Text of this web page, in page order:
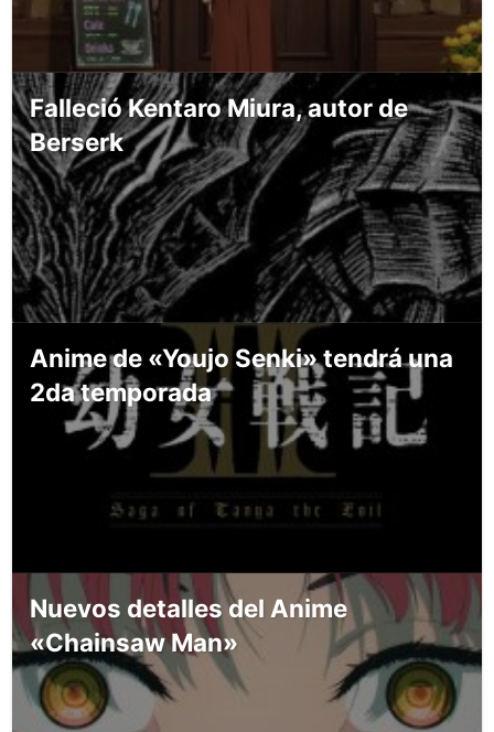
Falleció Kentaro Miura, autor de
Berserk
Anime de «Youjo Senki» tendrá una
2da temporada
Nuevos detalles del Anime
«Chainsaw Man»